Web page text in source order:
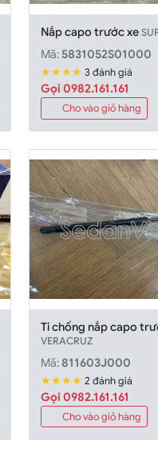
Nắp capo trước xe
Mã: 5831052S01000
★★★★ 3 đánh giá
Gọi 0982.161.161
Cho vào giỏ hàng
Ti chống nắp capo
VERACRUZ
Mã: 811603J000
★★★★ 2 đánh giá
Gọi 0982.161.161
Cho vào giỏ hàng